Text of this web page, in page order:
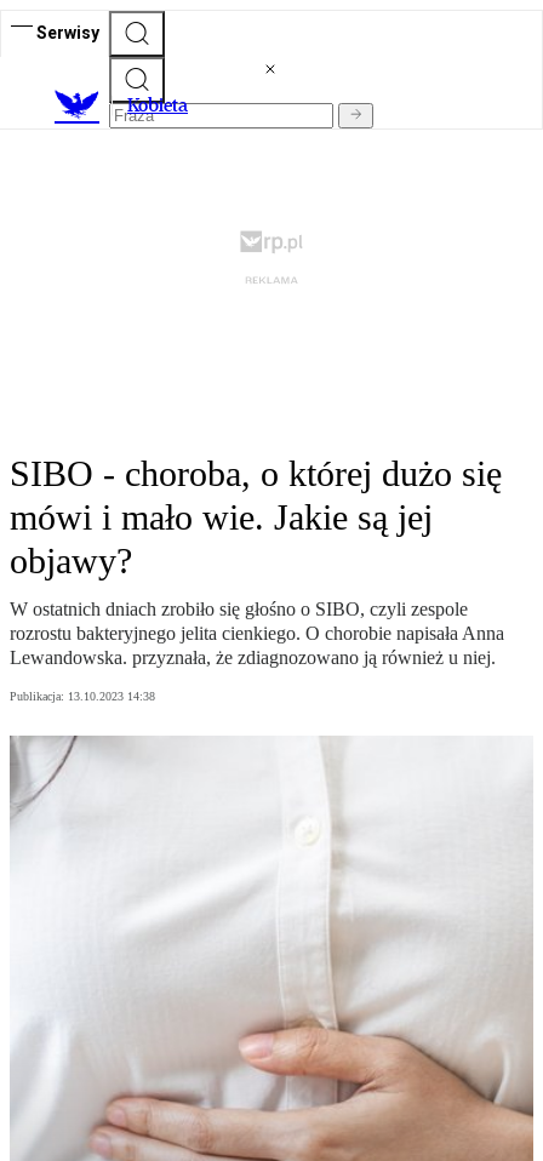
Serwisy
Kobieta
SIBO - choroba, o której dużo się
mówi i mało wie. Jakie są jej
objawy?
W ostatnich dniach zrobiło się głośno o SIBO, czyli zespole
rozrostu bakteryjnego jelita cienkiego. O chorobie napisała Anna
Lewandowska. przyznała, że zdiagnozowano ją również u niej.
Publikacja: 13.10.2023 14:38